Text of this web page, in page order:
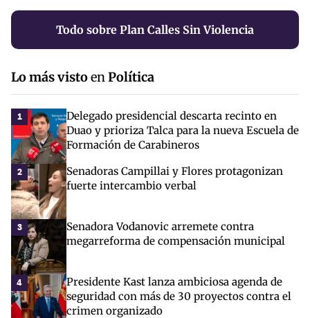
Todo sobre Plan Calles Sin Violencia
Lo más vistoenPolítica
1
Delegado presidencial descarta recinto en
Duao y prioriza Talca para la nueva Escuela de
Formación de Carabineros
2
Senadoras Campillai y Flores protagonizan
fuerte intercambio verbal
3
Senadora Vodanovic arremete contra
megarreforma de compensación municipal
4
Presidente Kast lanza ambiciosa agenda de
seguridad con más de 30 proyectos contra el
crimen organizado